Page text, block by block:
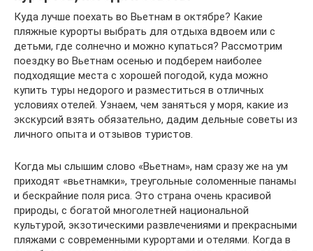
Куда лучше поехать во Вьетнам в октябре? Какие
пляжные курорты выбрать для отдыха вдвоем или с
детьми, где солнечно и можно купаться? Рассмотрим
поездку во Вьетнам осенью и подберем наиболее
подходящие места с хорошей погодой, куда можно
купить туры недорого и разместиться в отличных
условиях отелей. Узнаем, чем заняться у моря, какие из
экскурсий взять обязательно, дадим дельные советы из
личного опыта и отзывов туристов.
Когда мы слышим слово «Вьетнам», нам сразу же на ум
приходят «вьетнамки», треугольные соломенные панамы
и бескрайние поля риса. Это страна очень красивой
природы, с богатой многолетней национальной
культурой, экзотическими развлечениями и прекрасными
пляжами с современными курортами и отелями. Когда в